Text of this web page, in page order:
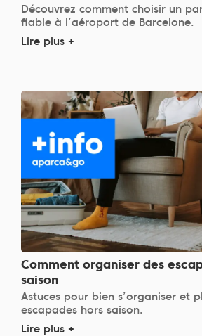
Découvrez comment choisir un
fiable à l’aéroport de Barcelone.
Lire plus +
Comment organiser des
saison
Astuces pour bien s’organiser et
escapades hors saison.
Lire plus +